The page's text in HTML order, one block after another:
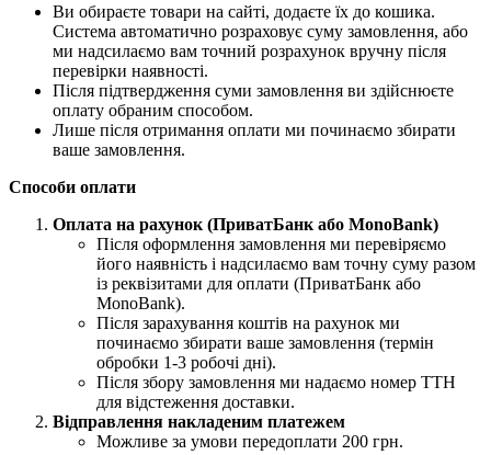
Ви обираєте товари на сайті, додаєте їх до кошика.
Система автоматично розраховує суму замовлення, або
ми надсилаємо вам точний розрахунок вручну після
перевірки наявності.
Після підтвердження суми замовлення ви здійснюєте
оплату обраним способом.
Лише після отримання оплати ми починаємо збирати
ваше замовлення.
Способи оплати
Оплата на рахунок (ПриватБанк або MonoBank)
Після оформлення замовлення ми перевіряємо
його наявність і надсилаємо вам точну суму разом
із реквізитами для оплати (ПриватБанк або
MonoBank).
Після зарахування коштів на рахунок ми
починаємо збирати ваше замовлення (термін
обробки 1-3 робочі дні).
Після збору замовлення ми надаємо номер ТТН
для відстеження доставки.
Відправлення накладеним платежем
Можливе за умови передоплати 200 грн.